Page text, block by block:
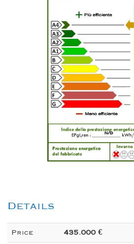
n/d
Details
Price 435.000 €